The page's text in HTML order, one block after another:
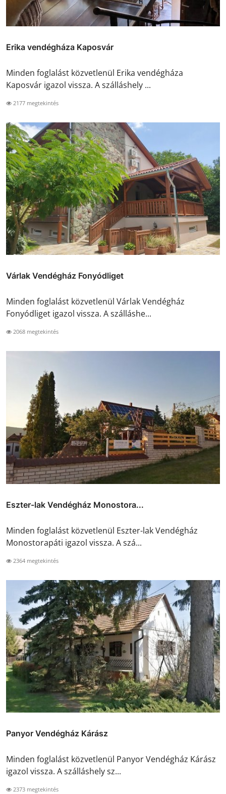
Erika vendégháza Kaposvár
Minden foglalást közvetlenül Erika vendégháza
Kaposvár igazol vissza. A szálláshely ...
2177 megtekintés
Várlak Vendégház Fonyódliget
Minden foglalást közvetlenül Várlak Vendégház
Fonyódliget igazol vissza. A szálláshe...
2068 megtekintés
Eszter-lak Vendégház Monostora...
Minden foglalást közvetlenül Eszter-lak Vendégház
Monostorapáti igazol vissza. A szá...
2364 megtekintés
Panyor Vendégház Kárász
Minden foglalást közvetlenül Panyor Vendégház Kárász
igazol vissza. A szálláshely sz...
2373 megtekintés